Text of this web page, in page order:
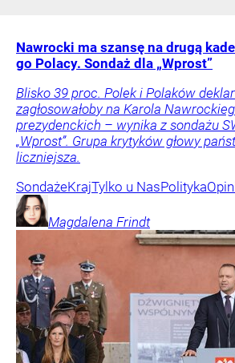
Nawrocki ma szansę na drugą
go Polacy. Sondaż dla „Wprost”
Blisko 39 proc. Polek i Polaków
zagłosowałoby na Karola
prezydenckich – wynika z sondażu
„Wprost”. Grupa krytyków głowy
liczniejsza.
SondażeKrajTylko u NasPolityka
Magdalena Frindt